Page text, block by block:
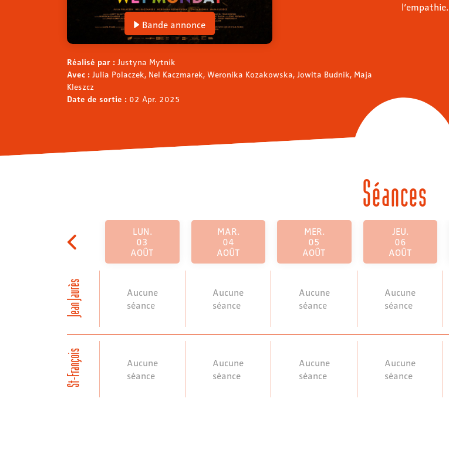
Bande annonce
Réalisé par : Justyna Mytnik
Avec : Julia Polaczek, Nel Kaczmarek, Weronika Kozakowska, Jowita Budnik, Maja
Kleszcz
Date de sortie : 02 Apr. 2025
l’empathie.
Séances
Jean Jaurès
St-François
LUN.
03
AOÛT
Aucune
séance
Aucune
séance
MAR.
04
AOÛT
Aucune
séance
Aucune
séance
MER.
05
AOÛT
Aucune
séance
Aucune
séance
JEU.
06
AOÛT
Aucune
séance
Aucune
séance